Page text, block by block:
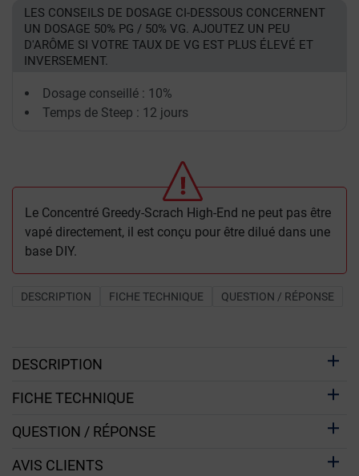
LES CONSEILS DE DOSAGE CI-DESSOUS CONCERNENT
UN DOSAGE 50% PG / 50% VG. AJOUTEZ UN PEU
D'ARÔME SI VOTRE TAUX DE VG EST PLUS ÉLEVÉ ET
INVERSEMENT.
Dosage conseillé : 10%
Temps de Steep : 12 jours
Le Concentré Greedy-Scrach High-End ne peut pas être
vapé directement, il est conçu pour être dilué dans une
base DIY.
DESCRIPTION FICHE TECHNIQUE QUESTION / RÉPONSE
DESCRIPTION
FICHE TECHNIQUE
QUESTION / RÉPONSE
AVIS CLIENTS